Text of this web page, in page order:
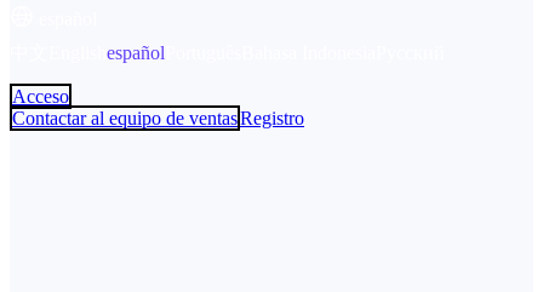
español
Acceso
Contactar al equipo de ventasRegistro